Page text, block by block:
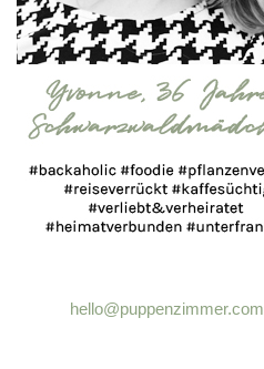
hello@puppenzimmer.com